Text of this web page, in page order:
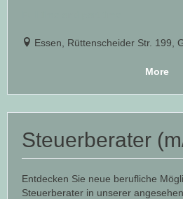
Essen, Rüttenscheider Str. 199,
More
Steuerberater
Entdecken Sie neue berufliche
Steuerberater in unserer